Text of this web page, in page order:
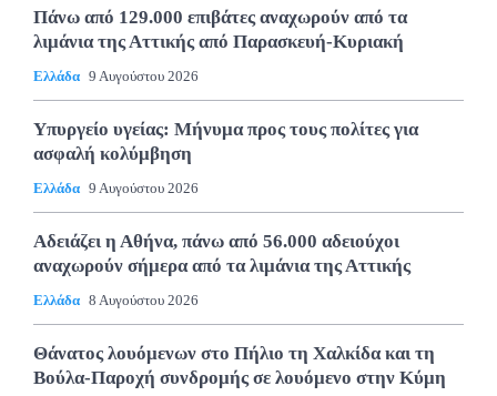
Πάνω από 129.000 επιβάτες αναχωρούν από τα
λιμάνια της Αττικής από Παρασκευή-Κυριακή
Ελλάδα 9 Αυγούστου 2026
Υπυργείο υγείας: Μήνυμα προς τους πολίτες για
ασφαλή κολύμβηση
Ελλάδα 9 Αυγούστου 2026
Αδειάζει η Αθήνα, πάνω από 56.000 αδειούχοι
αναχωρούν σήμερα από τα λιμάνια της Αττικής
Ελλάδα 8 Αυγούστου 2026
Θάνατος λουόμενων στο Πήλιο τη Χαλκίδα και τη
Βούλα-Παροχή συνδρομής σε λουόμενο στην Κύμη